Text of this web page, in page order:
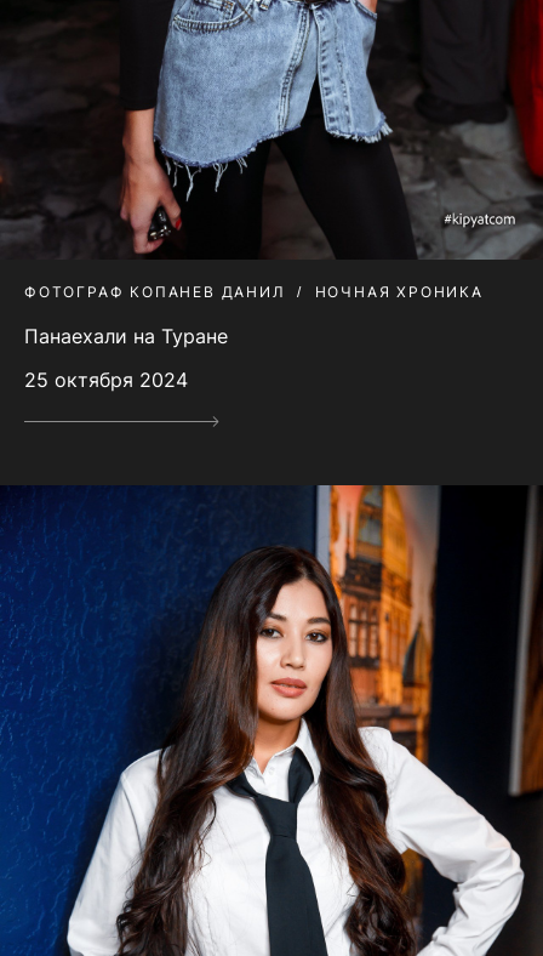
ФОТОГРАФ КОПАНЕВ ДАНИЛ НОЧНАЯ ХРОНИКА
Панаехали на Туране
25 октября 2024